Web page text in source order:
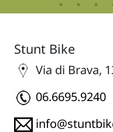
Stunt Bike
Via di Brava,
06.6695.9240